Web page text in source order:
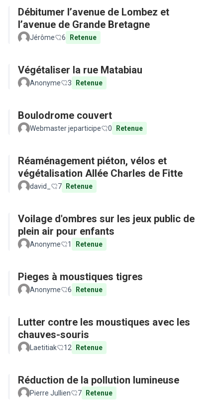
Débitumer l’avenue de Lombez et
l’avenue de Grande Bretagne
Jérôme 6 Retenue
Végétaliser la rue Matabiau
Anonyme 3 Retenue
Boulodrome couvert
Webmaster jeparticipe 0 Retenue
Réaménagement piéton, vélos et
végétalisation Allée Charles de Fitte
david_ 7 Retenue
Voilage d'ombres sur les jeux public de
plein air pour enfants
Anonyme 1 Retenue
Pieges à moustiques tigres
Anonyme 6 Retenue
Lutter contre les moustiques avec les
chauves-souris
Laetitiak 12 Retenue
Réduction de la pollution lumineuse
Pierre Jullien 7 Retenue